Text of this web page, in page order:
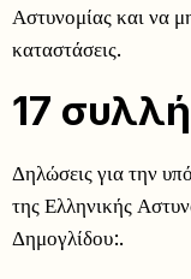
Αστυνομίας και να
καταστάσεις.
17
Δηλώσεις για την
της Ελληνικής
Δημογλίδου:.